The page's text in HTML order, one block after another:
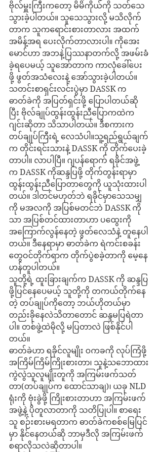
ဗိုလ်မှူးကြီးကတော့ မိမိကိုယ်ကို သတ်သေ
သွားခဲ့ပါတယ်။ သူသေသွားလို့ မသိလိုက်
တာက သူကရောင်းစားတာလား အထက်
အမိန့်အရ ပေးလိုက်တာလားပါ။ ကိုအေး
မောင်ဟာ အဘနဲ့ပြဿနာတက်လို့ အဖမ်းခံ
ခဲ့ရပေမယ့် သူအော်တာက ကာလုံခေါ်ပေး
ဖို့ ဖွတ်အသံလေးနဲ့ အော်သွားခဲ့ပါတယ်။
သတင်းစာရှင်းလင်းပွဲမှာ DASSK က
ဓာတ်ခဲကို အပြတ်ရှင်းဖို့ ပြောပါတယ်ဆို
ပြီး ဗိုလ်ချုပ်ထွန်းထွန်းညီပြောကထဲက
ဂျင်းဆိုတာ သိသာပါတယ်။ ဒီစကားက
တပ်ချုပ်ကြီးရဲ့ လေသံပါ။သူ့ရည်ရွယ်ချက်
က တိုင်းရင်းသားနဲ့ DASSK ကို တိုက်ပေးခဲ့
တာပါ။ လာပါပြီ။ ဂျပန်ရောက် ရခိုင်အဖွဲ့
က DASSK ကိုဆန္ဒပြဖို့ တိုက်တွန်းရာမှာ
ထွန်းထွန်းညီပြောတာတွေကို ယူသုံးထားပါ
တယ်။ ဒါတင်မဟုတ်ဘဲ ရခိုင်မှာသေသမျှ
ကို မအလကို အပြစ်မတင်ဘဲ DASSK ကို
သာ အပြစ်တင်ထားတာဟာ ပထွေးကို
အကြောက်လွန်နေတဲ့ ဖွတ်လေသံနဲ့ တူနေပါ
တယ်။ ဒီနေရာမှာ ဓာတ်ခဲက ရဲကင်းစခန်း
တွေဝင်တိုက်ရာက တိုက်ပွဲစခဲ့တာကို မေ့နေ
ဟန်တူပါတယ်။
သူတို့ရဲ့ ထူးခြားချက်က DASSK ကို ဆန္ဒပြ
ဖို့ပြင်နေပေမယ့် သူတို့ကို တကယ်တိုက်နေ
တဲ့ တပ်ချုပ်ကိုတော့ ဘယ်ဟိုတယ်မှာ
တည်းခိုနေလဲသိတာတောင် ဆန္ဒမပြရဲတာ
ပါ။ တစ်ဖွဲ့ထဲမိုလို့ မပြတာလဲ ဖြစ်နိုင်ပါ
တယ်။
ဓာတ်ခဲဟာ ရခိုင်လူမျိုး ဝကခကို လုပ်ကြံဖို့
အကြိမ်ကြိမ်ကြိုးစားတာ၊ သူနဲ့သဘောထား
ကွဲလွဲသူလူမျိုးတူကို အကြမ်းဖက်သတ်
တာ(တပ်ချုပ်က ထောင်သာချ)၊ ယခု NLD
ရုံးကို ဗုံးခွဲဖို့ ကြိုးစားတာဟာ အကြမ်းဖက်
အဖွဲ့နဲ့ ပိုတူလာတာကို သတိပြုပါ။ စာရေး
သူ စဉ်းစားမရတာက ဓာတ်ခဲကစစ်မြေပြင်
မှာ နိုင်နေတယ်ဆို ဘာမှဒီလို အကြမ်းဖက်
စရာလိုသလဲဆိုတာပါ။